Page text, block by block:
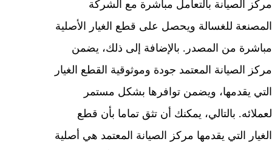
مركز الصيانة بالتعامل مباشرة مع الشركة
المصنعة للغسالة ويحصل على قطع الغيار الأصلية
مباشرة من المصدر. بالإضافة إلى ذلك، يضمن
مركز الصيانة المعتمد جودة وموثوقية القطع الغيار
التي يقدمها، ويضمن توافرها بشكل مستمر
لعملائه. بالتالي، يمكنك أن تثق تماما بأن قطع
الغيار التي يقدمها مركز الصيانة المعتمد هي أصلية